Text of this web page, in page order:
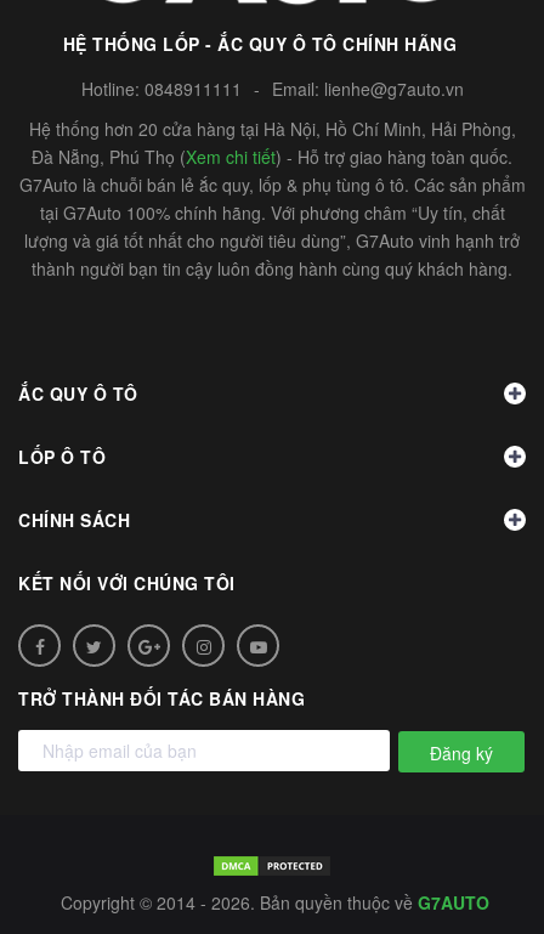
HỆ THỐNG LỐP - ẮC QUY Ô TÔ CHÍNH HÃNG
Hotline: 0848911111 - Email: lienhe@g7auto.vn
Hệ thống hơn 20 cửa hàng tại Hà Nội, Hồ Chí Minh, Hải Phòng,
Đà Nẵng, Phú Thọ (Xem chi tiết) - Hỗ trợ giao hàng toàn quốc.
G7Auto là chuỗi bán lẻ ắc quy, lốp & phụ tùng ô tô. Các sản phẩm
tại G7Auto 100% chính hãng. Với phương châm “Uy tín, chất
lượng và giá tốt nhất cho người tiêu dùng”, G7Auto vinh hạnh trở
thành người bạn tin cậy luôn đồng hành cùng quý khách hàng.
ẮC QUY Ô TÔ
LỐP Ô TÔ
CHÍNH SÁCH
KẾT NỐI VỚI CHÚNG TÔI
TRỞ THÀNH ĐỐI TÁC BÁN HÀNG
Đăng ký
Copyright © 2014 - 2026. Bản quyền thuộc về G7AUTO